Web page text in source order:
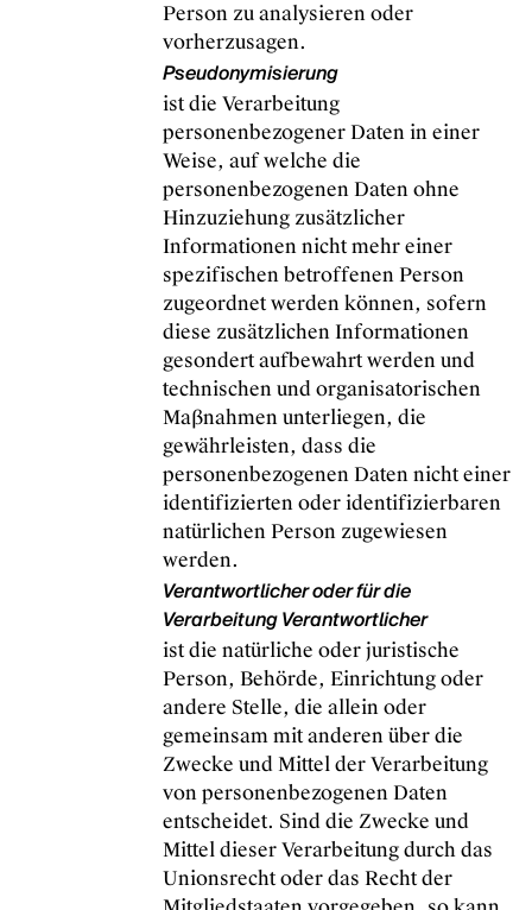
Person zu analysieren oder
vorherzusagen.
Pseudonymisierung
ist die Verarbeitung
personenbezogener Daten in einer
Weise, auf welche die
personenbezogenen Daten ohne
Hinzuziehung zusätzlicher
Informationen nicht mehr einer
spezifischen betroffenen Person
zugeordnet werden können, sofern
diese zusätzlichen Informationen
gesondert aufbewahrt werden und
technischen und organisatorischen
Maßnahmen unterliegen, die
gewährleisten, dass die
personenbezogenen Daten nicht einer
identifizierten oder identifizierbaren
natürlichen Person zugewiesen
werden.
Verantwortlicher oder für die
Verarbeitung Verantwortlicher
ist die natürliche oder juristische
Person, Behörde, Einrichtung oder
andere Stelle, die allein oder
gemeinsam mit anderen über die
Zwecke und Mittel der Verarbeitung
von personenbezogenen Daten
entscheidet. Sind die Zwecke und
Mittel dieser Verarbeitung durch das
Unionsrecht oder das Recht der